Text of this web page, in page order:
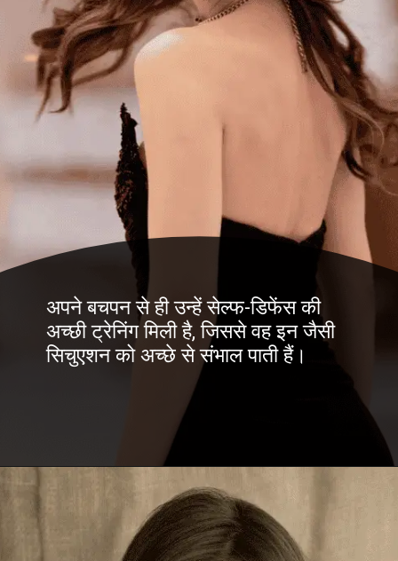
अपने बचपन से ही उन्हें सेल्फ-डिफेंस की
अच्छी ट्रेनिंग मिली है, जिससे वह इन जैसी
सिचुएशन को अच्छे से संभाल पाती हैं।